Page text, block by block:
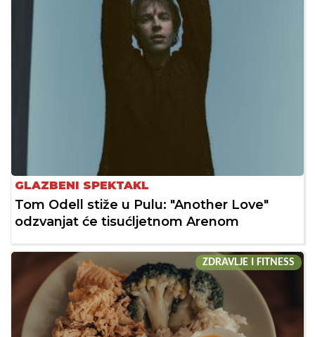
GLAZBENI SPEKTAKL
Tom Odell stiže u Pulu: "Another Love"
odzvanjat će tisućljetnom Arenom
ZDRAVLJE I FITNESS